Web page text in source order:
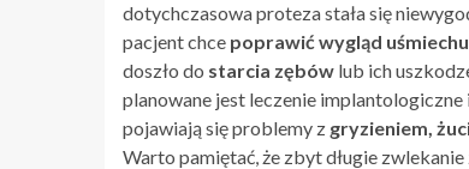
dotychczasowa proteza stała się
pacjent chce poprawić wygląd uśmiechu
doszło do starcia zębów lub ich
planowane jest leczenie
pojawiają się problemy z gryzieniem,
Warto pamiętać, że zbyt długie